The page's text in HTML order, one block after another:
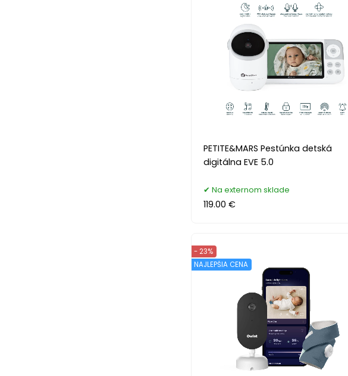
PETITE&MARS Pestúnka detská
digitálna EVE 5.0
Na externom sklade
119.00 €
- 23%
NAJLEPŠIA CENA